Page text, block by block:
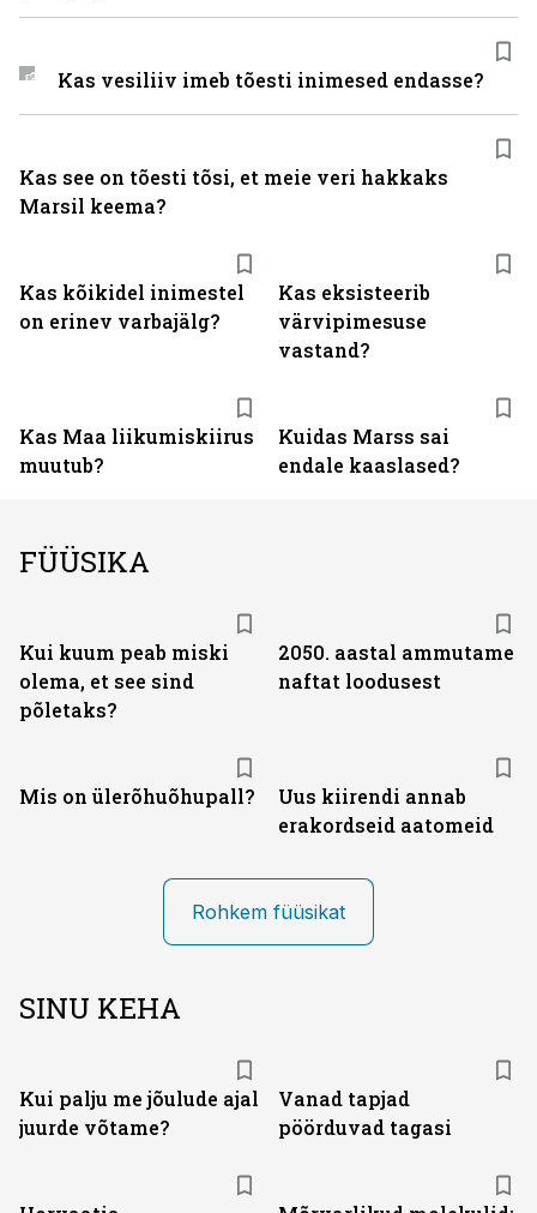
Kas kõikidel inimestel
on erinev varbajälg?
Kas eksisteerib
värvipimesuse
vastand?
Kas Maa liikumiskiirus
muutub?
Kuidas Marss sai
endale kaaslased?
Kas vesiliiv imeb tõesti inimesed endasse?
Kas see on tõesti tõsi, et meie veri hakkaks
Marsil keema?
FÜÜSIKA
Kui kuum peab miski
olema, et see sind
põletaks?
2050. aastal ammutame
naftat loodusest
Mis on ülerõhuõhupall?
Uus kiirendi annab
erakordseid aatomeid
Rohkem füüsikat
SINU KEHA
Kui palju me jõulude ajal
juurde võtame?
Vanad tapjad
pöörduvad tagasi